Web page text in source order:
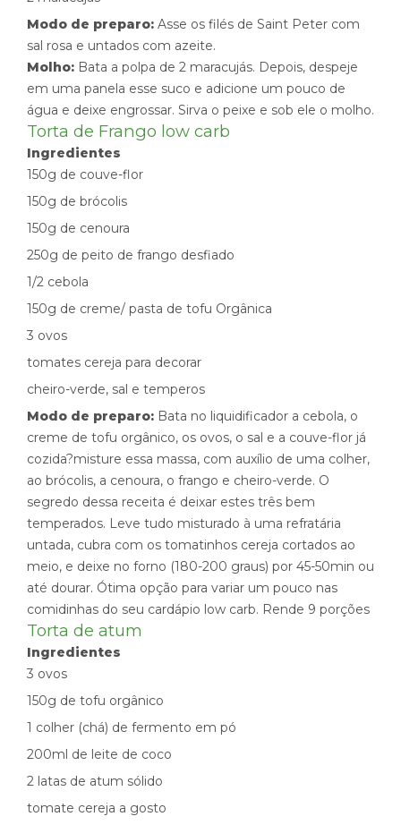
Modo de preparo: Asse os filés de Saint Peter com
sal rosa e untados com azeite.
Molho: Bata a polpa de 2 maracujás. Depois, despeje
em uma panela esse suco e adicione um pouco de
água e deixe engrossar. Sirva o peixe e sob ele o molho.
Torta de Frango low carb
Ingredientes
150g de couve-flor
150g de brócolis
150g de cenoura
250g de peito de frango desfiado
1/2 cebola
150g de creme/ pasta de tofu Orgânica
3 ovos
tomates cereja para decorar
cheiro-verde, sal e temperos
Modo de preparo: Bata no liquidificador a cebola, o
creme de tofu orgânico, os ovos, o sal e a couve-flor já
cozida?misture essa massa, com auxílio de uma colher,
ao brócolis, a cenoura, o frango e cheiro-verde. O
segredo dessa receita é deixar estes três bem
temperados. Leve tudo misturado à uma refratária
untada, cubra com os tomatinhos cereja cortados ao
meio, e deixe no forno (180-200 graus) por 45-50min ou
até dourar. Ótima opção para variar um pouco nas
comidinhas do seu cardápio low carb. Rende 9 porções
Torta de atum
Ingredientes
3 ovos
150g de tofu orgânico
1 colher (chá) de fermento em pó
200ml de leite de coco
2 latas de atum sólido
tomate cereja a gosto